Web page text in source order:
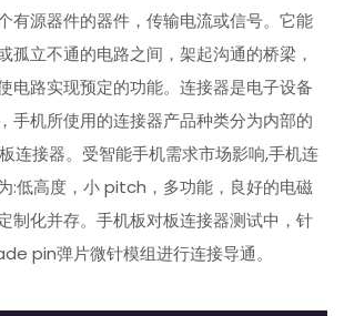
有源器件的器件，传输电流或信号。它能
孤立不通的电路之间，架起沟通的桥梁，
电路实现预定的功能。连接器是电子设备
手机所使用的连接器产品种类分为内部的
连接器。受智能手机需求市场影响,手机连
:低高度，小 pitch，多功能，良好的电磁
制化并存。手机板对板连接器测试中，针
pin弹片微针模组进行连接导通。